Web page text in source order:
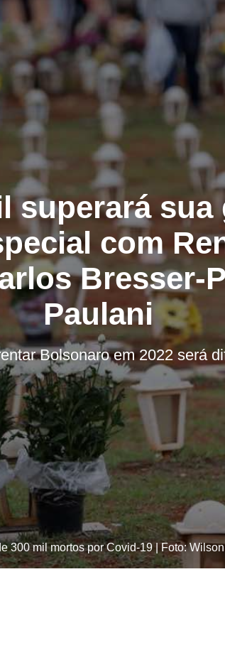
superará sua
com
Bresser-
Paulani
Bolsonaro em 2022 será
300 mil mortos por Covid-19 | Foto: